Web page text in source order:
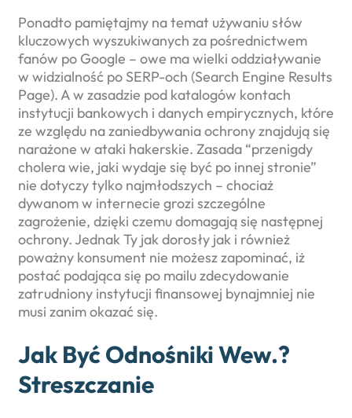
Ponadto pamiętajmy na temat używaniu słów
kluczowych wyszukiwanych za pośrednictwem
fanów po Google – owe ma wielki oddziaływanie
w widzialność po SERP-och (Search Engine Results
Page). A w zasadzie pod katalogów kontach
instytucji bankowych i danych empirycznych, które
ze względu na zaniedbywania ochrony znajdują się
narażone w ataki hakerskie. Zasada “przenigdy
cholera wie, jaki wydaje się być po innej stronie”
nie dotyczy tylko najmłodszych – chociaż
dywanom w internecie grozi szczególne
zagrożenie, dzięki czemu domagają się następnej
ochrony. Jednak Ty jak dorosły jak i również
poważny konsument nie możesz zapominać, iż
postać podająca się po mailu zdecydowanie
zatrudniony instytucji finansowej bynajmniej nie
musi zanim okazać się.
Jak Być Odnośniki Wew.?
Streszczanie